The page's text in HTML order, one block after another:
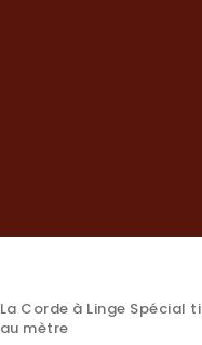
La Corde à Linge Spécial
au mètre